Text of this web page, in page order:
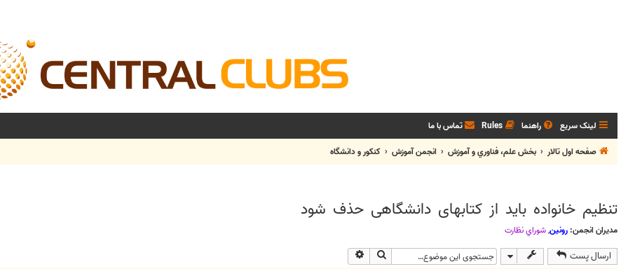
لینک سریع راهنما Rules تماس با ما
صفحه اول تالار
بخش علم، فناوري و آموزش انجمن آموزش کنکور و دانشگاه
تنظیم خانواده باید از کتابهای دانشگاهی حذف شود
مدیران انجمن: رونین,شوراي نظارت
ارسال پست جستجو